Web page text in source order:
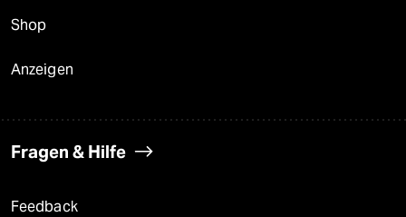
Shop
Anzeigen
Fragen & Hilfe
Feedback